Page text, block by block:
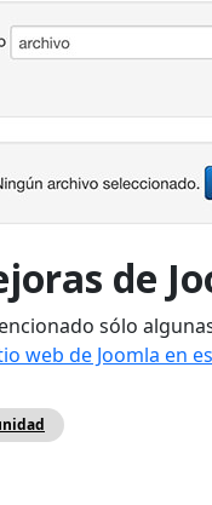
de
sólo
web de Joomla en
Boletines con